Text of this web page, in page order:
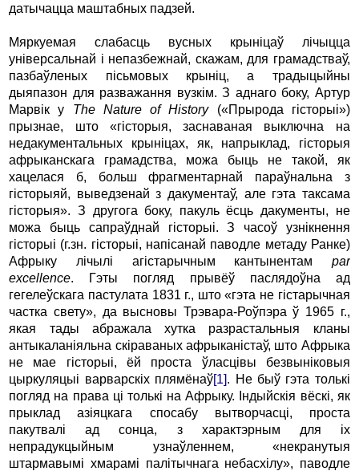
датычацца маштабных падзей.
Мяркуемая слабасць вусных крыніцаў лічыцца
універсальнай і непазбежнай, скажам, для грамадстваў,
пазбаўленых пісьмовых крыніц, а традыцыйны
дыяпазон для разважання вузкім. З аднаго боку, Артур
Марвік у The Nature of History(«Прырода гісторыі»)
прызнае, што «гісторыя, заснаваная выключна на
недакументальных крыніцах, як, напрыклад, гісторыя
афрыканскага грамадства, можа быць не такой, як
хацелася б, больш фрагментарнай параўнальна з
гісторыяй, выведзенай з дакументаў, але гэта таксама
гісторыя». З другога боку, пакуль ёсць дакументы, не
можа быць сапраўднай гісторыі. З часоў узнікнення
гісторыі (г.зн. гісторыі, напісанай паводле метаду Ранке)
Афрыку лічылі агістарычным кантынентам par
excellence. Гэты погляд прывёў паслядоўна ад
гегелеўскага пастулата 1831 г., што «гэта не гістарычная
частка свету», да высновы Трэвара-Роўпэра ў 1965 г.,
якая тады абражала хутка разрастальныя кланы
антыкаланіяльна скіраваных афрыканістаў, што Афрыка
не мае гісторыі, ёй проста ўласцівы безвыніковыя
цыркуляцыі варварскіх плямёнаў[1]. Не быў гэта толькі
погляд на права ці толькі на Афрыку. Індыйскія вёскі, як
прыклад азіяцкага спосабу вытворчасці, проста
пакутвалі ад сонца, з характэрным для іх
непрадукцыйным узнаўленнем, «некранутыя
штармавымі хмарамі палітычнага небасхілу», паводле